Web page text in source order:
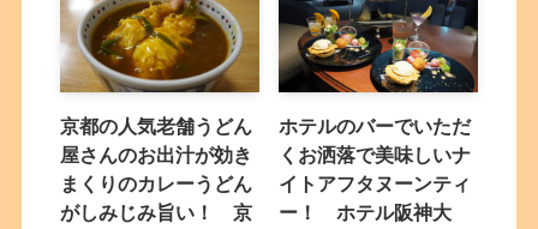
京都の人気老舗うどん
屋さんのお出汁が効き
まくりのカレーうどん
がしみじみ旨い！ 京
ホテルのバーでいただ
くお洒落で美味しいナ
イトアフタヌーンティ
ー！ ホテル阪神大